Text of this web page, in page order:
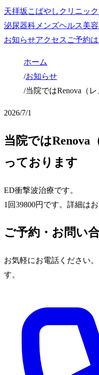
天拝坂こばやしクリニック
泌尿器科 メンズヘルス美
お知らせアクセス ご予約
ホーム
/お知らせ
/当院ではRenova（
2026/7/1
当院ではRenova
っております
ED衝撃波治療です。
1回39800円です。詳細は
ご予約・お問い
お気軽にお電話ください
す。